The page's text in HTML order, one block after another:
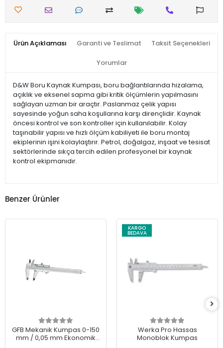
Ürün Açıklaması Garanti ve Teslimat Taksit Seçenekleri
Yorumlar
D&W Boru Kaynak Kumpası, boru bağlantılarında hizalama,
açıklık ve eksenel sapma gibi kritik ölçümlerin yapılmasını
sağlayan uzman bir araçtır. Paslanmaz çelik yapısı
sayesinde yoğun saha koşullarına karşı dirençlidir. Kaynak
öncesi kontrol ve son kontroller için kullanılabilir. Kolay
taşınabilir yapısı ve hızlı ölçüm kabiliyeti ile boru montaj
ekiplerinin işini kolaylaştırır. Petrol, doğalgaz, inşaat ve tesisat
sektörlerinde sıkça tercih edilen profesyonel bir kaynak
kontrol ekipmanıdır.
Benzer Ürünler
GFB Mekanik Kumpas 0-150
mm / 0,05 mm Ekonomik
KARGO
BEDAVA
Werka Pro Hassas
Monoblok Kumpas